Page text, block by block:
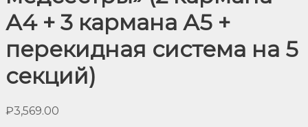
А4 + 3 кармана А5 +
перекидная система на 5
секций)
₽3,569.00